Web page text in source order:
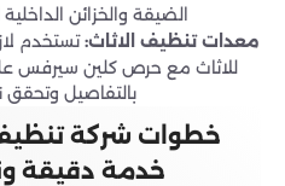
الضيقة والخزائن
معدات تنظيف الاثاث:تستخدم
للاثاث مع حرص كلين سيرفس
بالتفاصيل
خطوات شركة
خدمة دقيقة